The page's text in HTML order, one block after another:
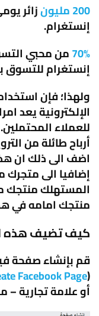
200 مليون زائر
إنستغرام.
70%من محبي
إنستغرام للتسوق
ولهذا؛ فإن
الإلكترونية يعد
للعملاء
أرباح طائلة من
اضف الى ذلك ان
إضافيا الى
المستهلك منتجك
منتجك امامه في
كيف تضيف هذه
قم بإنشاء صفحة
(
Facebook Page
أو علامة تجارية–